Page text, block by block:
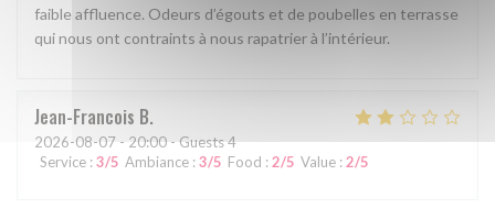
faible affluence. Odeurs d’égouts et de poubelles en terrasse
qui nous ont contraints à nous rapatrier à l’intérieur.
Jean-Francois B
2026-08-07 - 20:00 - Guests 4
Service : 3/5 Ambiance : 3/5 Food : 2/5 Value : 2/5